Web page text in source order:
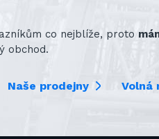
co nejblíže, proto
obchod.
Naše prodejny Volná